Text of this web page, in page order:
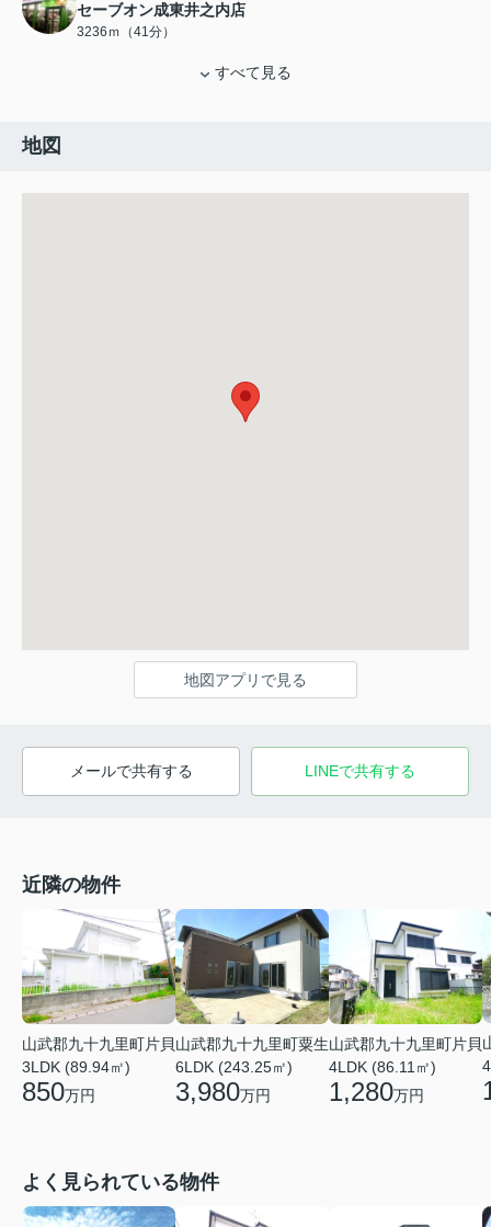
セーブオン成東井之内店
3236ｍ（41分）
すべて見る
地図
地図アプリで見る
メールで共有する LINEで共有する
近隣の物件
山武郡九十九里町片貝
3LDK (89.94㎡)
850万円
山武郡九十九里町粟生
6LDK (243.25㎡)
3,980万円
山武郡九十九里町片貝
4LDK (86.11㎡)
1,280万円
よく見られている物件